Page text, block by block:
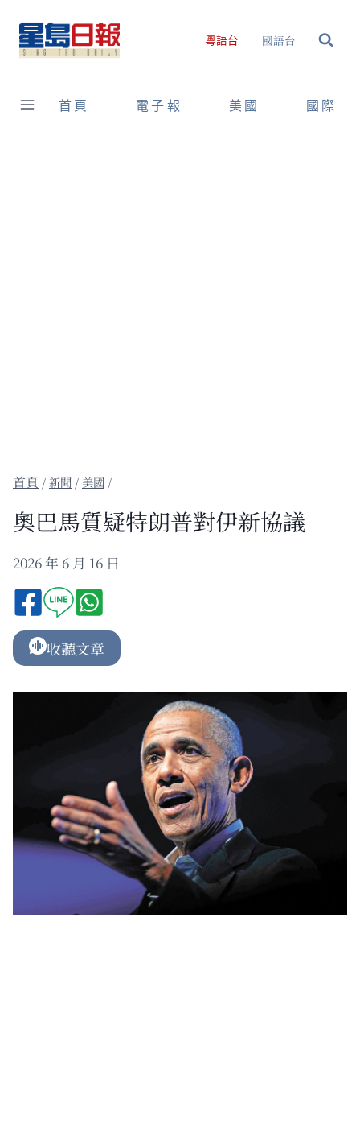
content
粵語台 國語台
首頁 電子報 美國 國際
/新聞 / 美國 /
奧巴馬質疑特朗普對伊新協議
2026 年 6 月 16 日
收聽文章